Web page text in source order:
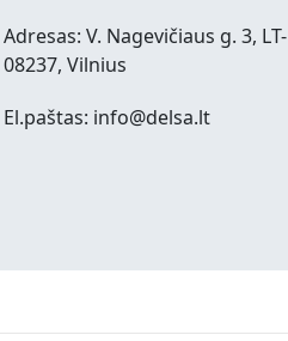
Adresas: V. Nagevičiaus g. 3, LT-
08237, Vilnius
El.paštas: info@delsa.lt